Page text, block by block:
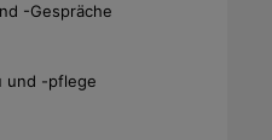
-Gespräche
und -pflege